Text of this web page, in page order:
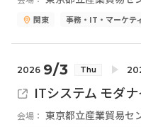
関東 事務・IT・マーケテ
2026 9/3 Thu
ITシステム モダ
会場： 東京都立産業貿易セ